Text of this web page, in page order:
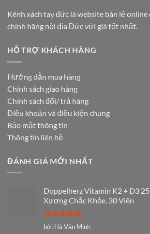
Kênh xách tay đức là website bán lẻ online
chính hãng nội địa Đức với giá tốt nhất.
HỖ TRỢ KHÁCH HÀNG
Hướng dẫn mua hàng
Chính sách giao hàng
Chính sách đổi/ trả hàng
Điều khoản và điều kiện chung
Bảo mật thông tin
Thông tin liên hệ
ĐÁNH GIÁ MỚI NHẤT
Doppelherz Vitamin K2 + D3
Xương Chắc Khỏe, 30 Viên
Được xếp
bởi Hà Văn Minh